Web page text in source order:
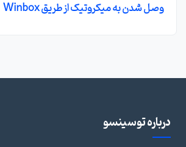
وصل شدن به میکروتیک از طریق Winbox
درباره توسینسو